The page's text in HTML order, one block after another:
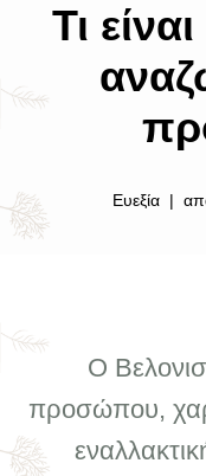
Τι
Ευεξία
Ο
προσώπου,